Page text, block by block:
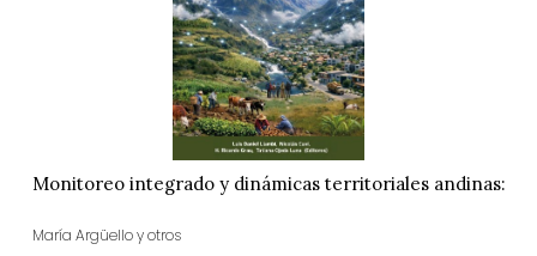
Monitoreo integrado y dinámicas territoriales andinas:
María Argüello y otros